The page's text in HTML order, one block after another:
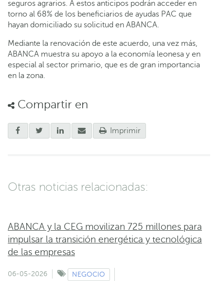
seguros agrarios. A estos anticipos podrán acceder en
torno al 68% de los beneficiarios de ayudas PAC que
hayan domiciliado su solicitud en ABANCA.
Mediante la renovación de este acuerdo, una vez más,
ABANCA muestra su apoyo a la economía leonesa y en
especial al sector primario, que es de gran importancia
en la zona.
Compartir en
Imprimir
Otras noticias relacionadas:
ABANCA y la CEG movilizan 725 millones para
impulsar la transición energética y tecnológica
de las empresas
06-05-2026 NEGOCIO